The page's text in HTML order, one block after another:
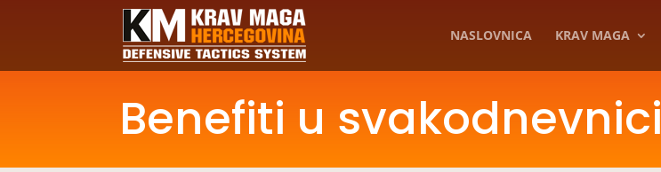
NASLOVNICA KRAV MAGA
Benefiti u svakodnevnici